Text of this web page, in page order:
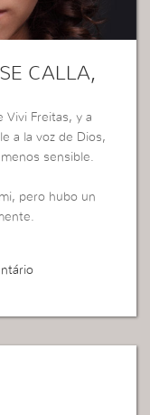
CALLA,
Vivi Freitas, y a
a la voz de Dios,
sensible.
pero hubo un